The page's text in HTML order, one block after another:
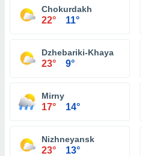
Chokurdakh
22° 11°
Dzhebariki-Khaya
23° 9°
Mirny
17° 14°
Nizhneyansk
23° 13°